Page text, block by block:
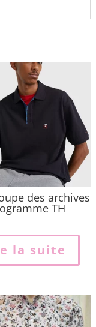
des archives
TH
la suite